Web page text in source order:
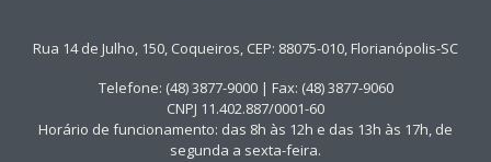
Rua 14 de Julho, 150, Coqueiros, CEP: 88075-010, Florianópolis-SC
Telefone: (48) 3877-9000 | Fax: (48) 3877-9060
CNPJ 11.402.887/0001-60
Horário de funcionamento: das 8h às 12h e das 13h às 17h, de
segunda a sexta-feira.